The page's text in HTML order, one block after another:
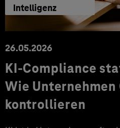
Intelligenz
26.05.2026
KI-Compliance
Wie
kontrollieren